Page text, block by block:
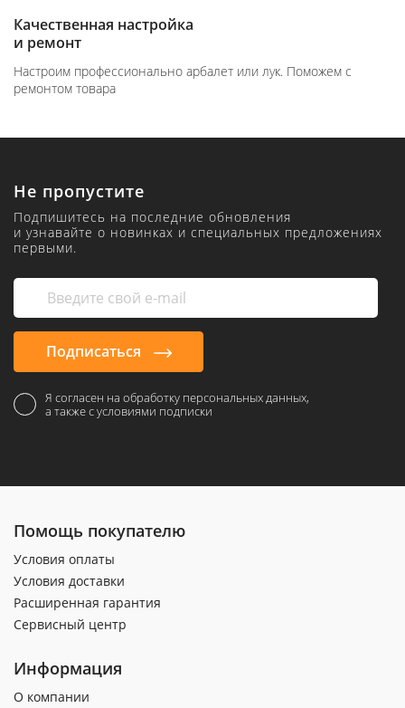
Качественная настройка
и ремонт
Настроим профессионально арбалет или лук. Поможем с
ремонтом товара
Не пропустите
Подпишитесь на последние обновления
и узнавайте о новинках и специальных предложениях
первыми.
Подписаться
Я согласен на обработку персональных данных,
а также с условиями подписки
Помощь покупателю
Условия оплаты
Условия доставки
Расширенная гарантия
Сервисный центр
Информация
О компании